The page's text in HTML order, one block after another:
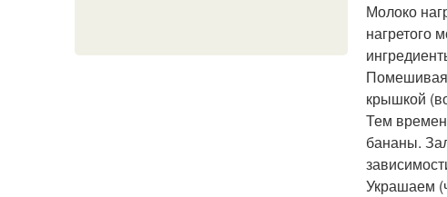
Молоко
нагретого
Помешивая
крышкой
Тем
бананы.
Украшаем